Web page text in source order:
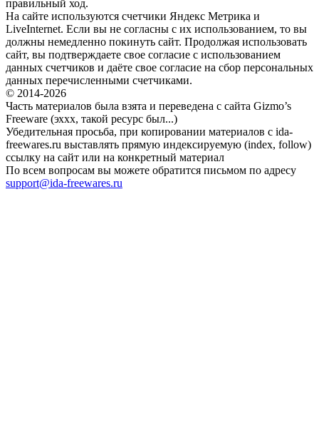
правильный ход.
На сайте используются счетчики Яндекс Метрика и
LiveInternet. Если вы не согласны с их использованием, то вы
должны немедленно покинуть сайт. Продолжая использовать
сайт, вы подтверждаете свое согласие с использованием
данных счетчиков и даёте свое согласие на сбор персональных
данных перечисленными счетчиками.
© 2014-2026
Часть материалов была взята и переведена с сайта Gizmo’s
Freeware (эххх, такой ресурс был...)
Убедительная просьба, при копировании материалов с ida-
freewares.ru выставлять прямую индексируемую (index, follow)
ссылку на сайт или на конкретный материал
По всем вопросам вы можете обратится письмом по адресу
support@ida-freewares.ru